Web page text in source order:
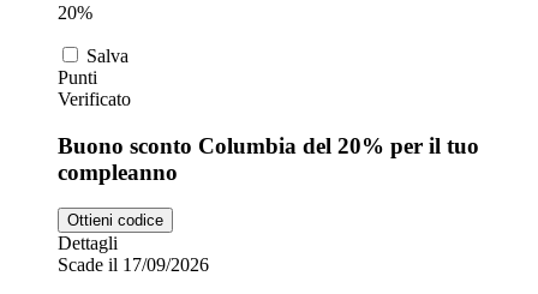
20%
Salva
Punti
Verificato
Buono sconto Columbia del 20% per il tuo
compleanno
Ottieni codice
Dettagli
Scade il 17/09/2026